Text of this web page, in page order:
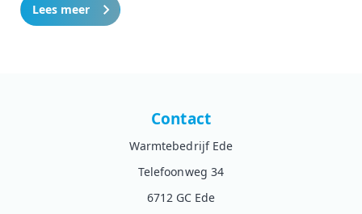
Lees meer
Contact
Warmtebedrijf Ede
Telefoonweg 34
6712 GC Ede